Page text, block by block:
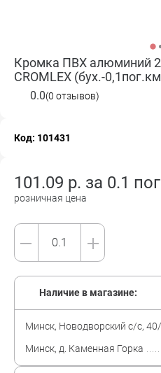
Кромка ПВХ алюминий
CROMLEX (бух.-
0.0(0 отзывов)
Код: 101431
101.09 р. за 0.1
розничная цена
Наличие в магазине:
Минск, Новодворский с/с,
Минск, д. Каменная Горка